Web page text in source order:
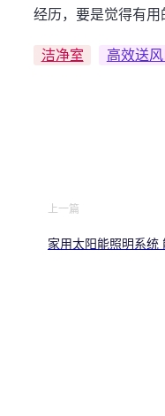
经历，要是觉得有用
洁净室 高效送风
上一篇
家用太阳能照明系统